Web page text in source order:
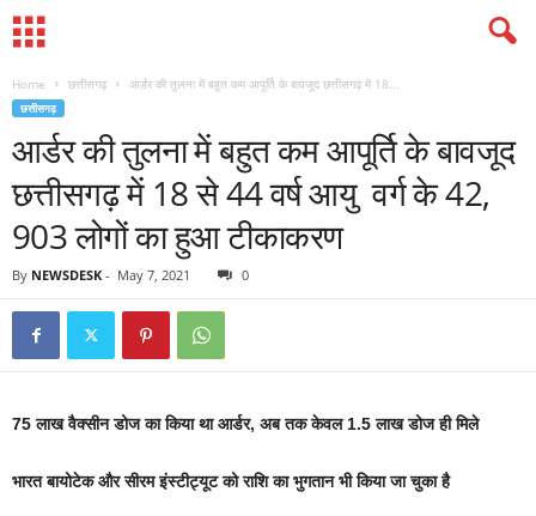
Home छत्तीसगढ़ आर्डर की तुलना में बहुत कम आपूर्ति के बावजूद छत्तीसगढ़ में 18...
छत्तीसगढ़
आर्डर की तुलना में बहुत कम आपूर्ति के बावजूद
छत्तीसगढ़ में 18 से 44 वर्ष आयु वर्ग के 42,
903 लोगों का हुआ टीकाकरण
By NEWSDESK - May 7, 2021 0
75 लाख वैक्सीन डोज का किया था आर्डर, अब तक केवल 1.5 लाख डोज ही मिले
भारत बायोटेक और सीरम इंस्टीट्यूट को राशि का भुगतान भी किया जा चुका है